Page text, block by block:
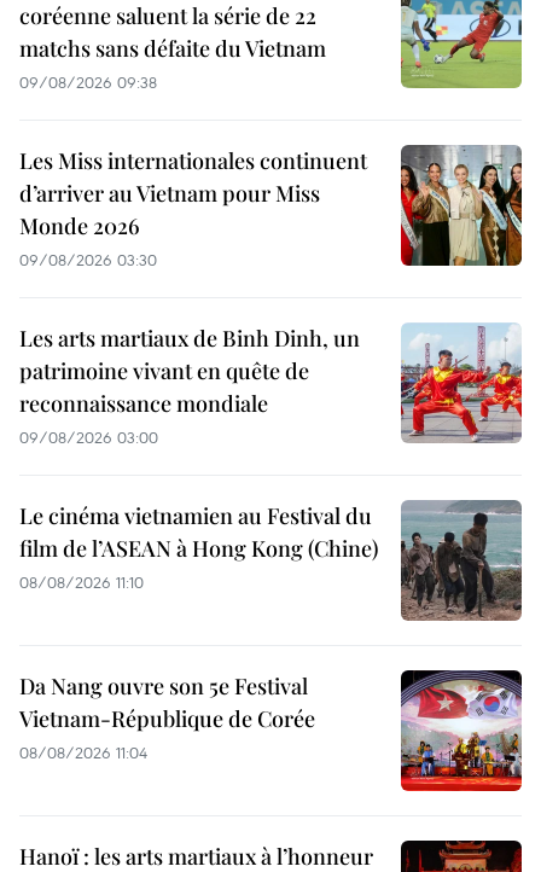
coréenne saluent la série de 22
matchs sans défaite du Vietnam
09/08/2026 09:38
Les Miss internationales continuent
d’arriver au Vietnam pour Miss
Monde 2026
09/08/2026 03:30
Les arts martiaux de Binh Dinh, un
patrimoine vivant en quête de
reconnaissance mondiale
09/08/2026 03:00
Le cinéma vietnamien au Festival du
film de l’ASEAN à Hong Kong (Chine)
08/08/2026 11:10
Da Nang ouvre son 5e Festival
Vietnam-République de Corée
08/08/2026 11:04
Hanoï : les arts martiaux à l’honneur